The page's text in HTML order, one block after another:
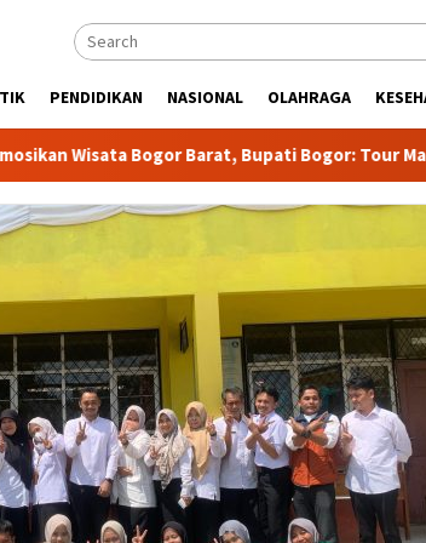
PENDIDIKAN NASIONAL OLAHRAGA
Bogor Barat, Bupati Bogor: Tour Malasari